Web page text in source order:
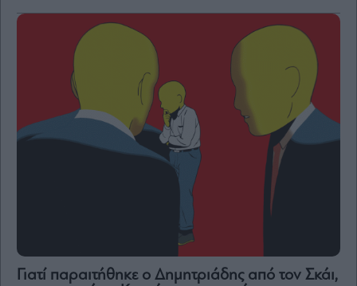
Γιατί παραιτήθηκε ο Δημητριάδης από τον Σκάι,